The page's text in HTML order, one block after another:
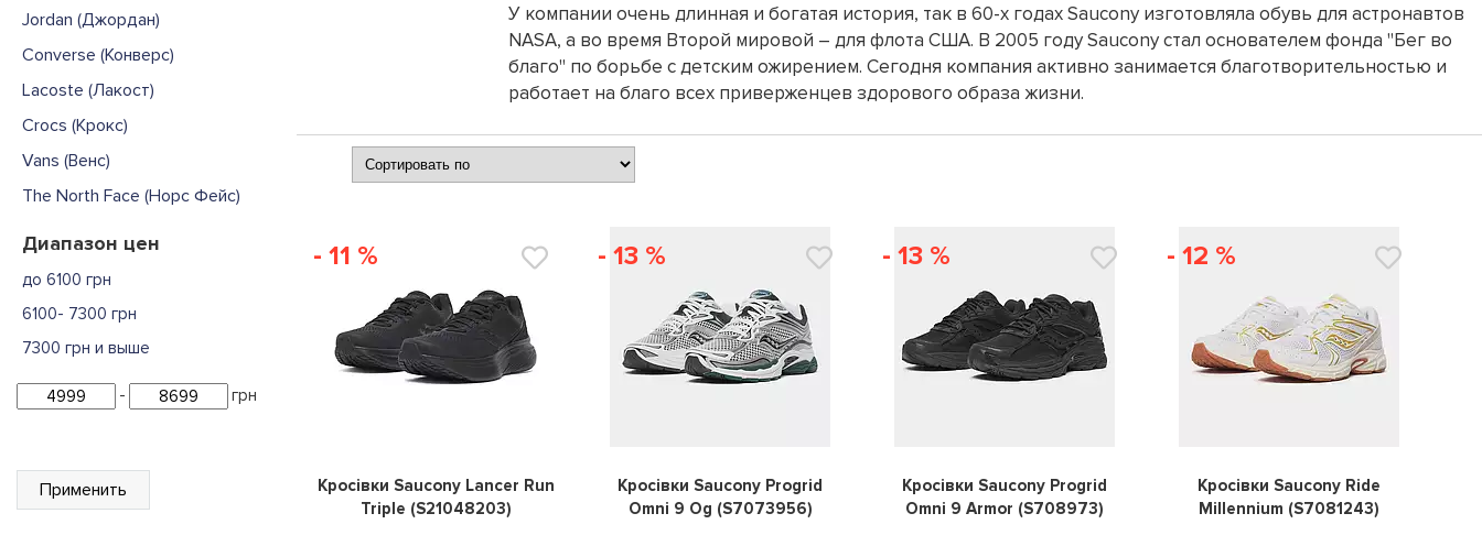
Jordan (Джордан)
Converse (Конверс)
Lacoste (Лакост)
Crocs (Крокс)
Vans (Венс)
The North Face (Норс Фейс)
Диапазон цен
до 6100 грн
6100- 7300 грн
7300 грн и выше
- грн
Применить
У компании очень длинная и богатая история, так в 60-х годах Saucony изготовляла обувь для астронавтов
NASA, а во время Второй мировой – для флота США. В 2005 году Saucony стал основателем фонда "Бег во
благо" по борьбе с детским ожирением. Сегодня компания активно занимается благотворительностью и
работает на благо всех приверженцев здорового образа жизни.
- 11 %
0
Кросівки Saucony Lancer Run
Triple (S21048203)
- 13 %
0
Кросівки Saucony Progrid
Omni 9 Og (S7073956)
- 13 %
0
Кросівки Saucony Progrid
Omni 9 Armor (S708973)
- 12 %
Кросівки Saucony Ride
Millennium (S7081243)